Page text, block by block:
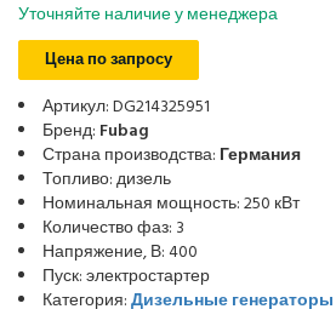
Уточняйте наличие у менеджера
Цена по запросу
Артикул: DG214325951
Бренд: Fubag
Страна производства: Германия
Топливо: дизель
Номинальная мощность: 250 кВт
Количество фаз: 3
Напряжение, В: 400
Пуск: электростартер
Категория:Дизельные генераторы